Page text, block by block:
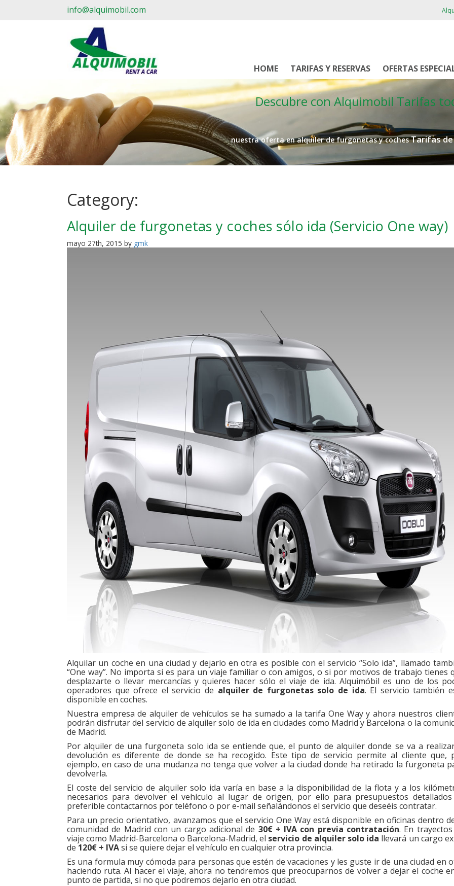
info@alquimobil.com
HOME TARIFAS Y RESERVAS OFERTAS
Descubre con Alquimobil Tarifas
nuestra oferta en alquiler de furgonetas y cochesTarifas
Category:
Alquiler de furgonetas y coches sólo ida (Servicio One way)
mayo 27th, 2015 by gmk
Alquilar un coche en una ciudad y dejarlo en otra es posible con el servicio “Solo ida”, llamado
“One way”. No importa si es para un viaje familiar o con amigos, o si por motivos de trabajo tienes
desplazarte o llevar mercancías y quieres hacer sólo el viaje de ida. Alquimóbil es uno de los
operadores que ofrece el servicio de alquiler de furgonetas solo de ida. El servicio también
disponible en coches.
Nuestra empresa de alquiler de vehículos se ha sumado a la tarifa One Way y ahora nuestros
podrán disfrutar del servicio de alquiler solo de ida en ciudades como Madrid y Barcelona o la
de Madrid.
Por alquiler de una furgoneta solo ida se entiende que, el punto de alquiler donde se va a
devolución es diferente de donde se ha recogido. Este tipo de servicio permite al cliente que,
ejemplo, en caso de una mudanza no tenga que volver a la ciudad donde ha retirado la furgoneta
devolverla.
El coste del servicio de alquiler solo ida varía en base a la disponibilidad de la flota y a los
necesarios para devolver el vehículo al lugar de origen, por ello para presupuestos
preferible contactarnos por teléfono o por e-mail señalándonos el servicio que deseéis contratar.
Para un precio orientativo, avanzamos que el servicio One Way está disponible en oficinas dentro
comunidad de Madrid con un cargo adicional de 30€ + IVA con previa contratación. En
viaje como Madrid-Barcelona o Barcelona-Madrid, el servicio de alquiler solo ida llevará un cargo
de 120€ + IVAsi se quiere dejar el vehículo en cualquier otra provincia.
Es una formula muy cómoda para personas que estén de vacaciones y les guste ir de una ciudad en
haciendo ruta. Al hacer el viaje, ahora no tendremos que preocuparnos de volver a dejar el coche
punto de partida, si no que podremos dejarlo en otra ciudad.